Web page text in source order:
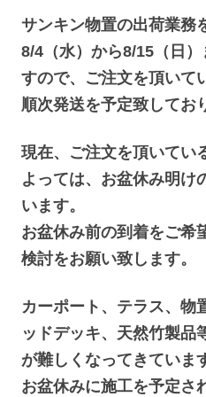
サンキン物置の出荷業務
8/4（水）から8/15（日
すので、ご注文を頂いて
順次発送を予定致してお
現在、ご注文を頂いてい
よっては、お盆休み明け
います。
お盆休み前の到着をご希
検討をお願い致します。
カーポート、テラス、物
ッドデッキ、天然竹製品
が難しくなってきていま
お盆休みに施工を予定さ